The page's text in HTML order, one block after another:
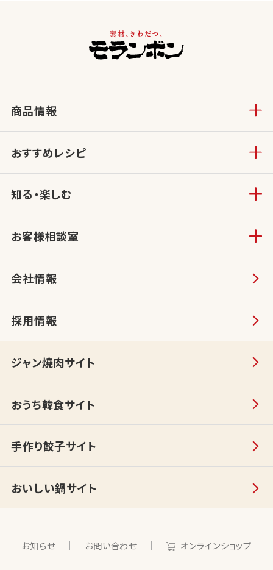
商品情報
おすすめレシピ
知る・楽しむ
お客様相談室
会社情報
採用情報
ジャン焼肉サイト
おうち韓食サイト
手作り餃子サイト
おいしい鍋サイト
お知らせ お問い合わせ オンラインショップ